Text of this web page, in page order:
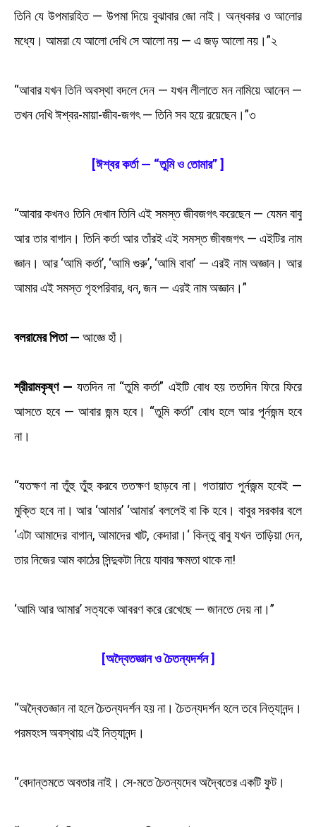
তিনি যে উপমারহিত — উপমা দিয়ে বুঝাবার জো নাই। অন্ধকার ও আলোর
মধ্যে। আমরা যে আলো দেখি সে আলো নয় — এ জড় আলো নয়।”২
“আবার যখন তিনি অবস্থা বদলে দেন — যখন লীলাতে মন নামিয়ে আনেন —
তখন দেখি ঈশ্বর-মায়া-জীব-জগৎ — তিনি সব হয়ে রয়েছেন।”৩
[ঈশ্বর কর্তা — “তুমি ও তোমার” ]
“আবার কখনও তিনি দেখান তিনি এই সমস্ত জীবজগৎ করেছেন — যেমন বাবু
আর তার বাগান। তিনি কর্তা আর তাঁরই এই সমস্ত জীবজগৎ — এইটির নাম
জ্ঞান। আর ‘আমি কর্তা’, ‘আমি গুরু’, ‘আমি বাবা’ — এরই নাম অজ্ঞান। আর
আমার এই সমস্ত গৃহপরিবার, ধন, জন — এরই নাম অজ্ঞান।”
বলরামের পিতা — আজ্ঞে হাঁ।
শ্রীরামকৃষ্ণ — যতদিন না “তুমি কর্তা” এইটি বোধ হয় ততদিন ফিরে ফিরে
আসতে হবে — আবার জন্ম হবে। “তুমি কর্তা” বোধ হলে আর পূর্নজন্ম হবে
না।
“যতক্ষণ না তুঁহু তুঁহু করবে ততক্ষণ ছাড়বে না। গতায়াত পুর্নজন্ম হবেই —
মুক্তি হবে না। আর ‘আমার’ ‘আমার’ বললেই বা কি হবে। বাবুর সরকার বলে
‘এটা আমাদের বাগান, আমাদের খাট, কেদারা।‘ কিন্তু বাবু যখন তাড়িয়া দেন,
তার নিজের আম কাঠের সিন্দুকটা নিয়ে যাবার ক্ষমতা থাকে না!
‘আমি আর আমার’ সত্যকে আবরণ করে রেখেছে — জানতে দেয় না।”
[অদ্বৈতজ্ঞান ও চৈতন্যদর্শন ]
“অদ্বৈতজ্ঞান না হলে চৈতন্যদর্শন হয় না। চৈতন্যদর্শন হলে তবে নিত্যানন্দ।
পরমহংস অবস্থায় এই নিত্যানন্দ।
“বেদান্তমতে অবতার নাই। সে-মতে চৈতন্যদেব অদ্বৈতের একটি ফুট।